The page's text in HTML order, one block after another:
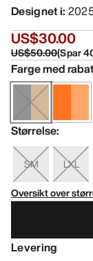
Designet i:
US$30.00
US$50.00(Spar
Farge med
Størrelse:
SM
LXL
Oversikt over
Levering